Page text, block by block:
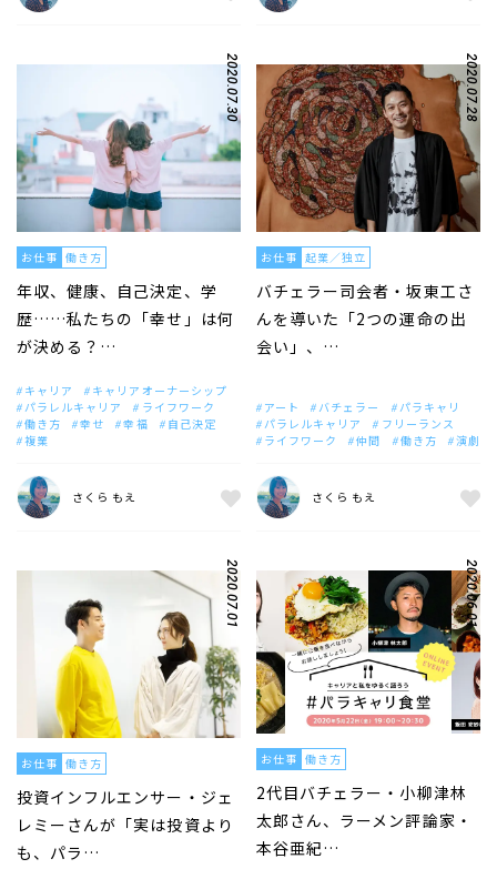
2020.07.30
お仕事 働き方
年収、健康、自己決定、学
歴……私たちの「幸せ」は何
が決める？…
キャリア
キャリアオーナーシップ
パラレルキャリア
ライフワーク
働き方
幸せ 幸福
自己決定
複業
さくら もえ
2020.07.28
お仕事 起業／独立
バチェラー司会者・坂東工さ
んを導いた「2つの運命の出
会い」、…
アート バチェラー
パラキャリ
パラレルキャリア
フリーランス
ライフワーク
仲間 働き方 演劇
さくら もえ
2020.07.01
お仕事 働き方
投資インフルエンサー・ジェ
レミーさんが「実は投資より
も、パラ…
2020.06.01
お仕事 働き方
2代目バチェラー・小柳津林
太郎さん、ラーメン評論家・
本谷亜紀…